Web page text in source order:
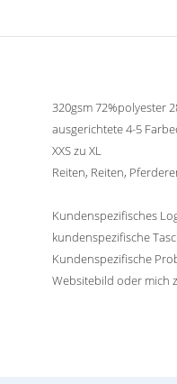
320gsm 72%polyester
ausgerichtete 4-5
XXS zu XL
Reiten, Reiten,
Kundenspezifisches
kundenspezifische
Kundenspezifische
Websitebild oder mich